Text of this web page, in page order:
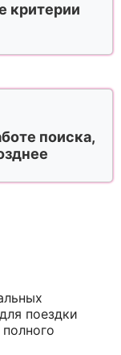
критерии
поиска,
поездки